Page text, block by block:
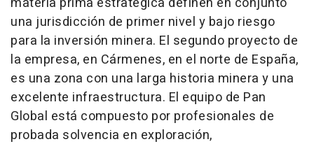
una jurisdicción de primer nivel y bajo riesgo
para la inversión minera. El segundo proyecto de
la empresa, en Cármenes, en el norte de España,
es una zona con una larga historia minera y una
excelente infraestructura. El equipo de Pan
Global está compuesto por profesionales de
probada solvencia en exploración,